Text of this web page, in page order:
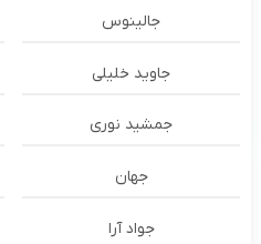
جالینوس
جاوید خلیلی
جمشید نوری
جهان
جواد آرا